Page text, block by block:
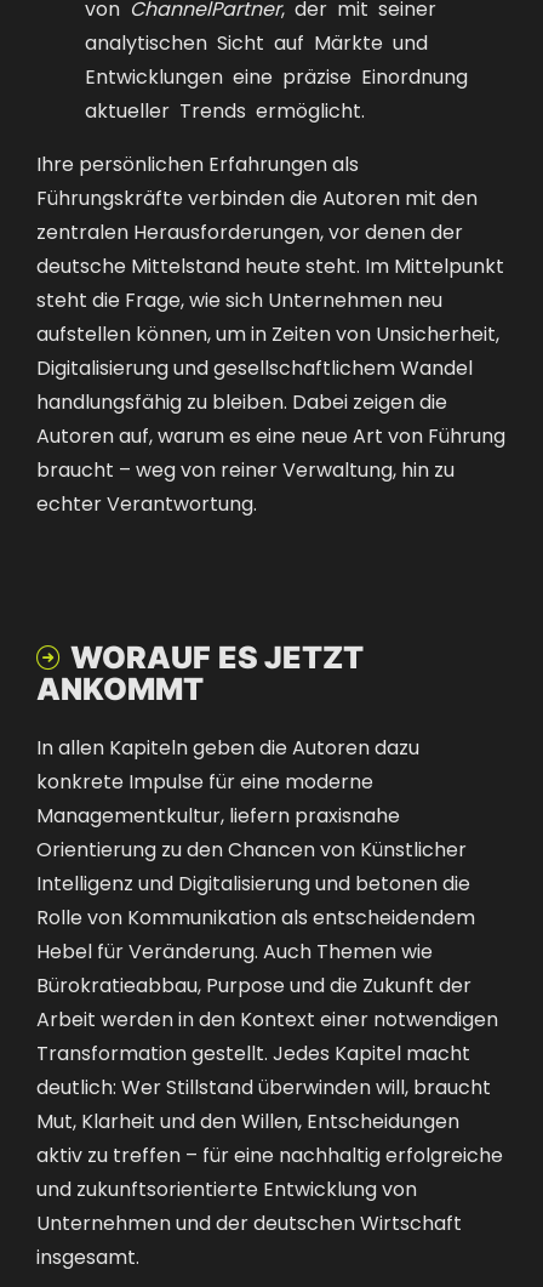
von ChannelPartner, der mit seiner
analytischen Sicht auf Märkte und
Entwicklungen eine präzise Einordnung
aktueller Trends ermöglicht.
Ihre persönlichen Erfahrungen als
Führungskräfte verbinden die Autoren mit den
zentralen Herausforderungen, vor denen der
deutsche Mittelstand heute steht. Im Mittelpunkt
steht die Frage, wie sich Unternehmen neu
aufstellen können, um in Zeiten von Unsicherheit,
Digitalisierung und gesellschaftlichem Wandel
handlungsfähig zu bleiben. Dabei zeigen die
Autoren auf, warum es eine neue Art von Führung
braucht – weg von reiner Verwaltung, hin zu
echter Verantwortung.
 WORAUF ES JETZT
ANKOMMT
In allen Kapiteln geben die Autoren dazu
konkrete Impulse für eine moderne
Managementkultur, liefern praxisnahe
Orientierung zu den Chancen von Künstlicher
Intelligenz und Digitalisierung und betonen die
Rolle von Kommunikation als entscheidendem
Hebel für Veränderung. Auch Themen wie
Bürokratieabbau, Purpose und die Zukunft der
Arbeit werden in den Kontext einer notwendigen
Transformation gestellt. Jedes Kapitel macht
deutlich: Wer Stillstand überwinden will, braucht
Mut, Klarheit und den Willen, Entscheidungen
aktiv zu treffen – für eine nachhaltig erfolgreiche
und zukunftsorientierte Entwicklung von
Unternehmen und der deutschen Wirtschaft
insgesamt.